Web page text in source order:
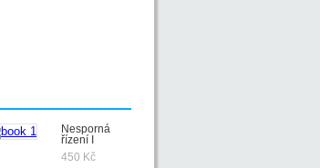
Nesporná
řízení I
450 Kč